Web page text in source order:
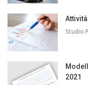
Attività
Studio
2021